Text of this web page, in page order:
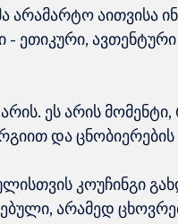
აითვისა
- ეთიკური,
ეს არის
და
კოუჩინგი
არამედ